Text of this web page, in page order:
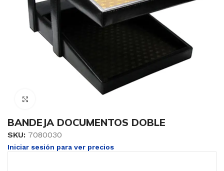
BANDEJA DOCUMENTOS DOBLE
SKU: 7080030
Iniciar sesión para ver precios